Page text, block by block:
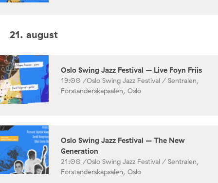
21. august
Oslo Swing Jazz Festival – Live Foyn Friis
19:00 /Oslo Swing Jazz Festival / Sentralen,
Forstanderskapsalen, Oslo
Oslo Swing Jazz Festival – The New
Generation
21:00 /Oslo Swing Jazz Festival / Sentralen,
Forstanderskapsalen, Oslo